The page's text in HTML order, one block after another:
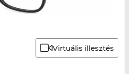
Virtuális illesztés